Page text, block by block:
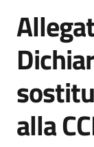
alla